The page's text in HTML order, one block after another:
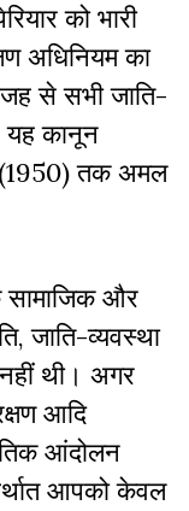
को भारी
अधिनियम का
से सभी जाति-
यह कानून
(1950) तक अमल
सामाजिक और
जाति-व्यवस्था
थी। अगर
आदि
आंदोलन
आपको केवल